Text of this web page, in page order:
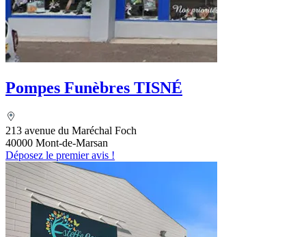
Pompes Funèbres TISNÉ
213 avenue du Maréchal Foch
40000 Mont-de-Marsan
Déposez le premier avis !